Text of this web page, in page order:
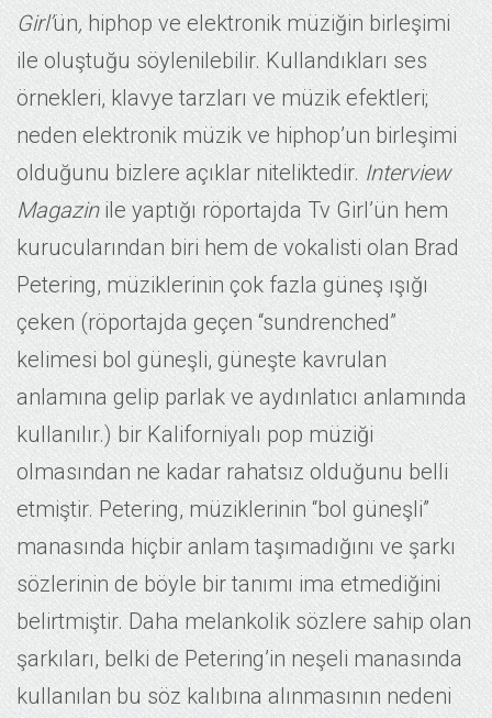
Girl’ün, hiphop ve elektronik müziğin birleşimi
ile oluştuğu söylenilebilir. Kullandıkları ses
örnekleri, klavye tarzları ve müzik efektleri;
neden elektronik müzik ve hiphop’un birleşimi
olduğunu bizlere açıklar niteliktedir. Interview
Magazinile yaptığı röportajda Tv Girl’ün hem
kurucularından biri hem de vokalisti olan Brad
Petering, müziklerinin çok fazla güneş ışığı
çeken (röportajda geçen “sundrenched”
kelimesi bol güneşli, güneşte kavrulan
anlamına gelip parlak ve aydınlatıcı anlamında
kullanılır.) bir Kaliforniyalı pop müziği
olmasından ne kadar rahatsız olduğunu belli
etmiştir. Petering, müziklerinin “bol güneşli”
manasında hiçbir anlam taşımadığını ve şarkı
sözlerinin de böyle bir tanımı ima etmediğini
belirtmiştir. Daha melankolik sözlere sahip olan
şarkıları, belki de Petering’in neşeli manasında
kullanılan bu söz kalıbına alınmasının nedeni